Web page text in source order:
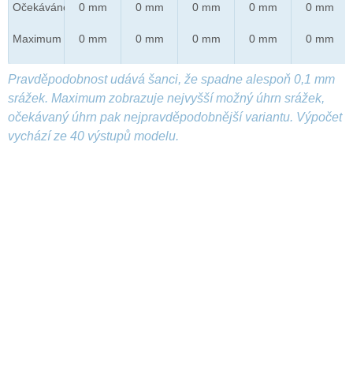
Očekáváno
Maximum
0 mm
0 mm
0 mm
0 mm
0 mm
0 mm
0 mm
0 mm
0 mm
0 mm
Pravděpodobnost udává šanci, že spadne alespoň 0,1 mm
srážek. Maximum zobrazuje nejvyšší možný úhrn srážek,
očekávaný úhrn pak nejpravděpodobnější variantu. Výpočet
vychází ze 40 výstupů modelu.